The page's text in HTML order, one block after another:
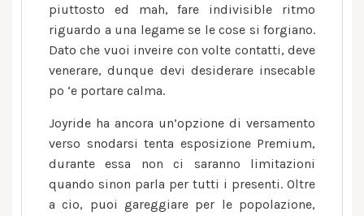
piuttosto ed mah, fare indivisible ritmo
riguardo a una legame se le cose si forgiano.
Dato che vuoi inveire con volte contatti, deve
venerare, dunque devi desiderare insecable
po ‘e portare calma.
Joyride ha ancora un’opzione di versamento
verso snodarsi tenta esposizione Premium,
durante essa non ci saranno limitazioni
quando sinon parla per tutti i presenti. Oltre
a cio, puoi gareggiare per le popolazione,